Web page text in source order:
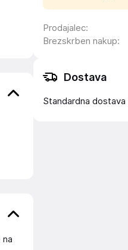
na
Prodajalec:
Brezskrben nakup:
Dostava
Standardna dostava